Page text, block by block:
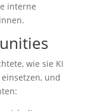
interne
wie sie KI
und